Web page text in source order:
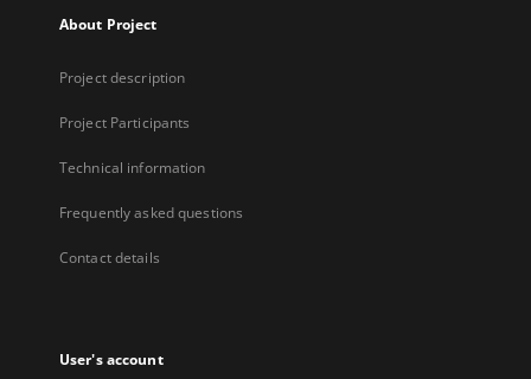
About Project
Project description
Project Participants
Technical information
Frequently asked questions
Contact details
User's account